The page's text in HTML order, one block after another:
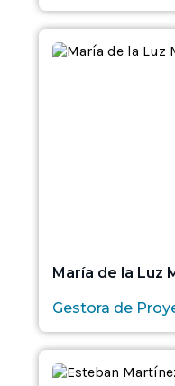
María de la Luz
Gestora de